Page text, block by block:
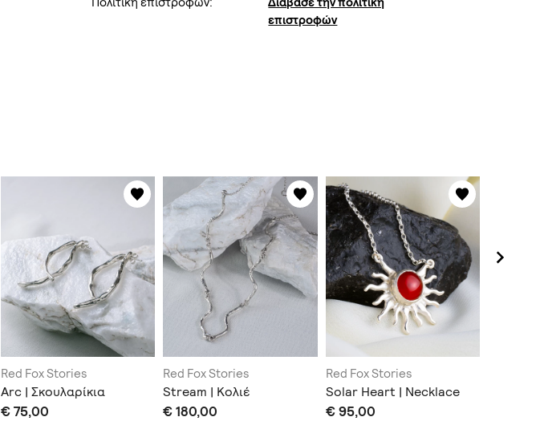
επιστροφών
Red Fox Stories
Arc | Σκουλαρίκια
€ 75,00
Red Fox Stories
Stream | Κολιέ
€ 180,00
Red Fox Stories
Solar Heart | Necklace
€ 95,00